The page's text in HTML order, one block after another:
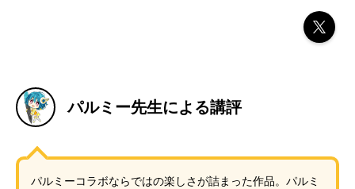
パルミー先生による講評
パルミーコラボならではの楽しさが詰まった作品。パルミ